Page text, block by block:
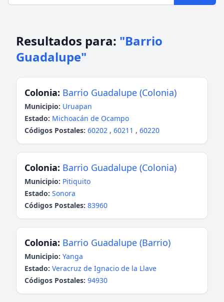
Resultados para: "Barrio
Guadalupe"
Colonia: Barrio Guadalupe (Colonia)
Municipio: Uruapan
Estado: Michoacán de Ocampo
Códigos Postales: 60202 , 60211 , 60220
Colonia: Barrio Guadalupe (Colonia)
Municipio: Pitiquito
Estado: Sonora
Códigos Postales: 83960
Colonia: Barrio Guadalupe (Barrio)
Municipio: Yanga
Estado: Veracruz de Ignacio de la Llave
Códigos Postales: 94930